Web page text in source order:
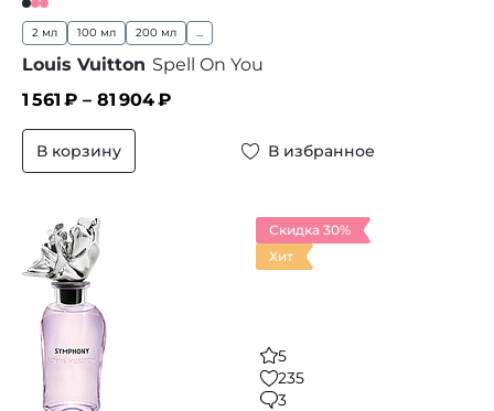
2 мл 100 мл 200 мл
Louis Vuitton Spell On You
1 561 ₽ – 81 904₽
В корзину В избранное
Скидка 30%
Хит
5
235
3